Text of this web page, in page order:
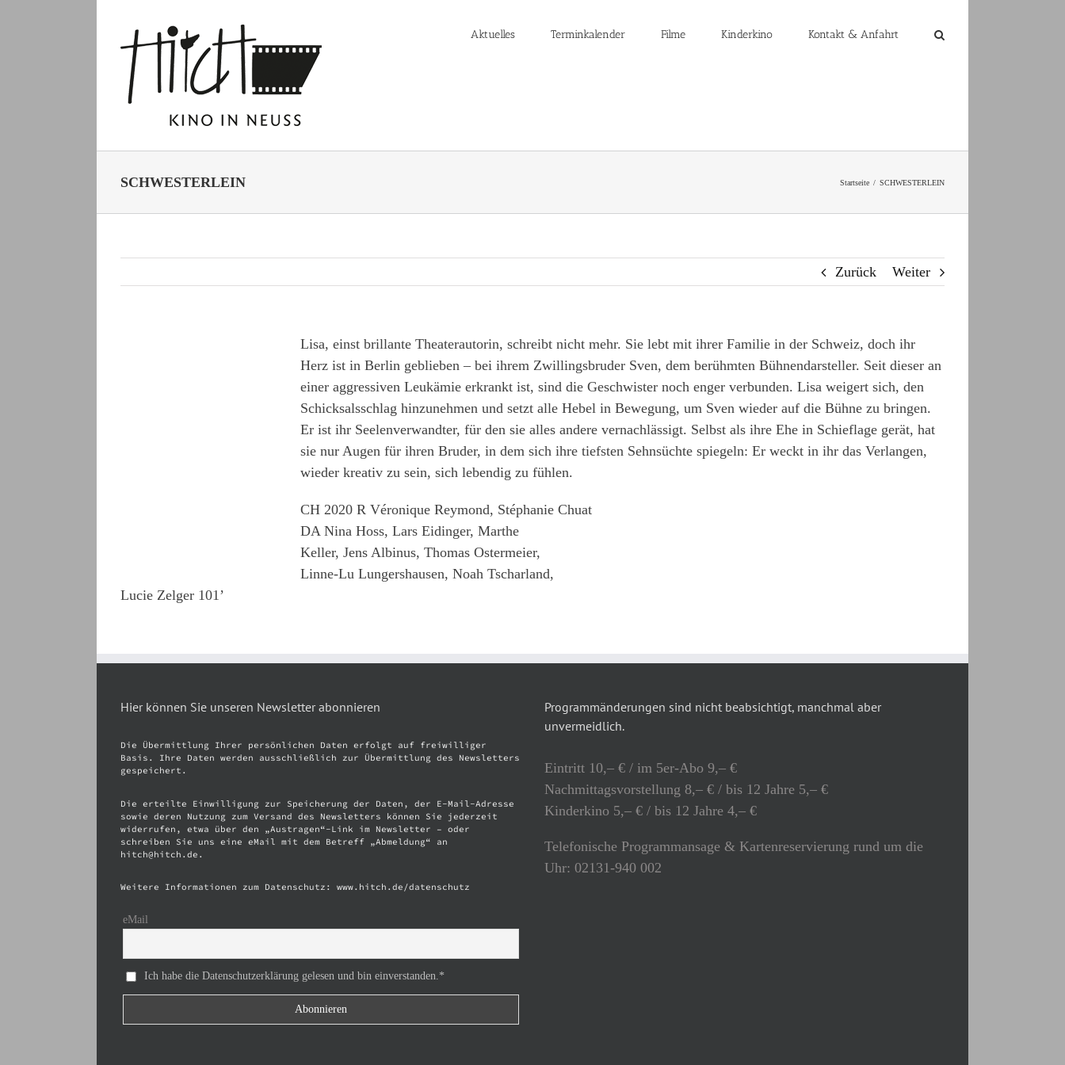
Aktuelles Terminkalender Filme Kinderkino Kontakt & Anfahrt
SCHWESTERLEIN Startseite SCHWESTERLEIN
Zurück Weiter
Lisa, einst brillante Theaterautorin, schreibt nicht mehr. Sie lebt mit ihrer Familie in der Schweiz, doch ihr
Herz ist in Berlin geblieben – bei ihrem Zwillingsbruder Sven, dem berühmten Bühnendarsteller. Seit dieser an
einer aggressiven Leukämie erkrankt ist, sind die Geschwister noch enger verbunden. Lisa weigert sich, den
Schicksalsschlag hinzunehmen und setzt alle Hebel in Bewegung, um Sven wieder auf die Bühne zu bringen.
Er ist ihr Seelenverwandter, für den sie alles andere vernachlässigt. Selbst als ihre Ehe in Schieflage gerät, hat
sie nur Augen für ihren Bruder, in dem sich ihre tiefsten Sehnsüchte spiegeln: Er weckt in ihr das Verlangen,
wieder kreativ zu sein, sich lebendig zu fühlen.
CH 2020 R Véronique Reymond, Stéphanie Chuat
DA Nina Hoss, Lars Eidinger, Marthe
Keller, Jens Albinus, Thomas Ostermeier,
Linne-Lu Lungershausen, Noah Tscharland,
Lucie Zelger 101’
Hier können Sie unseren Newsletter abonnieren
Die Übermittlung Ihrer persönlichen Daten erfolgt auf freiwilliger
Basis. Ihre Daten werden ausschließlich zur Übermittlung des Newsletters
gespeichert.
Die erteilte Einwilligung zur Speicherung der Daten, der E-Mail-Adresse
sowie deren Nutzung zum Versand des Newsletters können Sie jederzeit
widerrufen, etwa über den „Austragen“-Link im Newsletter – oder
schreiben Sie uns eine eMail mit dem Betreff „Abmeldung“ an
hitch@hitch.de.
Weitere Informationen zum Datenschutz: www.hitch.de/datenschutz
eMail
Ich habe die Datenschutzerklärung gelesen und bin einverstanden.*
Programmänderungen sind nicht beabsichtigt, manchmal aber
unvermeidlich.
Eintritt 10,– € / im 5er-Abo 9,– €
Nachmittagsvorstellung 8,– € / bis 12 Jahre 5,– €
Kinderkino 5,– € / bis 12 Jahre 4,– €
Telefonische Programmansage & Kartenreservierung rund um die
Uhr: 02131-940 002